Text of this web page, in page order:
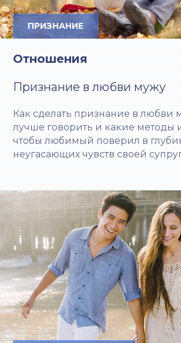
ПРИЗНАНИЕ
Отношения
Признание в любви мужу
Как сделать признание в любви
лучше говорить и какие методы
чтобы любимый поверил в
неугасающих чувств своей